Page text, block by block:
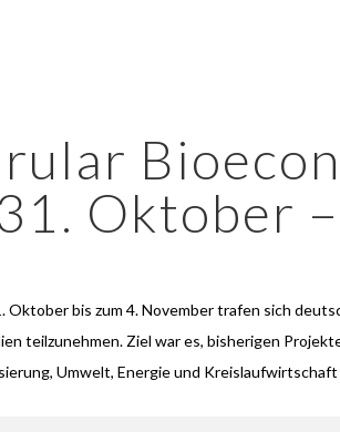
Oktober
Oktober bis zum 4. November trafen sich
teilzunehmen. Ziel war es, bisherigen
Umwelt, Energie und